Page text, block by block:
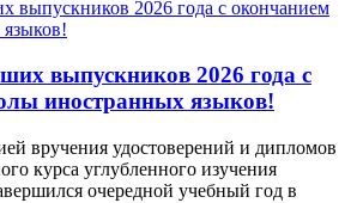
выпускников 2026 года c
иностранных языков!
вручения удостоверений и дипломов
курса углубленного изучения
очередной учебный год в